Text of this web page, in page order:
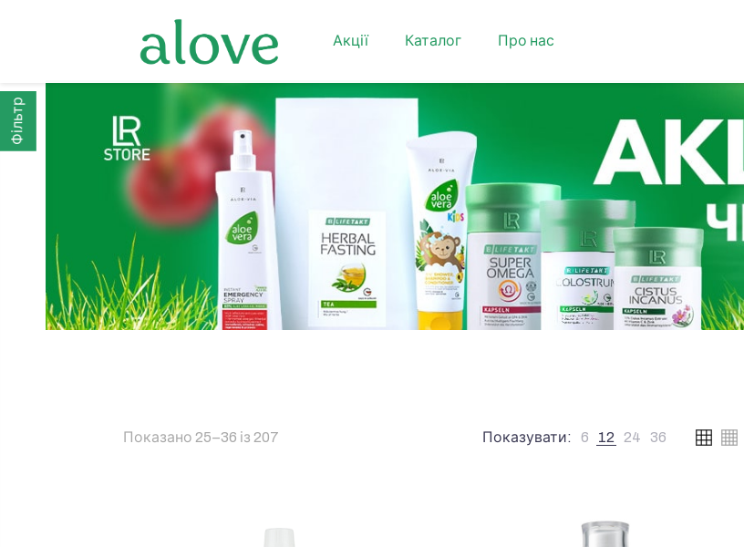
Акції Каталог Про нас
Показано 25–36 із 207Sorted
Показувати: 6 12 24 36
Фільтр